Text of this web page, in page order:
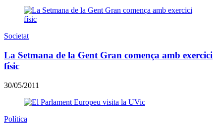
Societat
La Setmana de la Gent Gran comença amb exercici
físic
30/05/2011
Política